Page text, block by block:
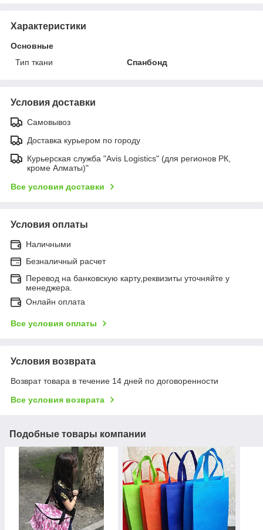
Характеристики
Основные
Тип ткани
Спанбонд
Условия доставки
Самовывоз
Доставка курьером по городу
Курьерская служба "Avis Logistics" (для регионов РК,
кроме Алматы)"
Все условия доставки
Условия оплаты
Наличными
Безналичный расчет
Перевод на банковскую карту,реквизиты уточняйте у
менеджера.
Онлайн оплата
Все условия оплаты
Условия возврата
Возврат товара в течение 14 дней по договоренности
Все условия возврата
Подобные товары компании